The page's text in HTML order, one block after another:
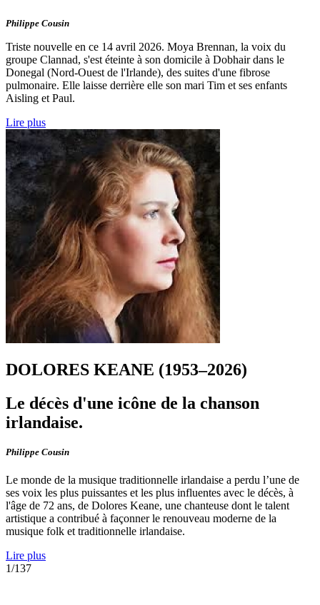
Philippe Cousin
Triste nouvelle en ce 14 avril 2026. Moya Brennan, la voix du
groupe Clannad, s'est éteinte à son domicile à Dobhair dans le
Donegal (Nord-Ouest de l'Irlande), des suites d'une fibrose
pulmonaire. Elle laisse derrière elle son mari Tim et ses enfants
Aisling et Paul.
Lire plus
DOLORES KEANE (1953–2026)
Le décès d'une icône de la chanson
irlandaise.
Philippe Cousin
Le monde de la musique traditionnelle irlandaise a perdu l’une de
ses voix les plus puissantes et les plus influentes avec le décès, à
l'âge de 72 ans, de Dolores Keane, une chanteuse dont le talent
artistique a contribué à façonner le renouveau moderne de la
musique folk et traditionnelle irlandaise.
Lire plus
1/137